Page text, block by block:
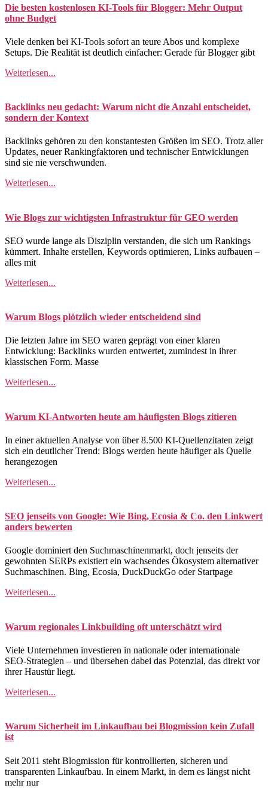
Die besten kostenlosen KI-Tools für Blogger: Mehr Output
ohne Budget
Viele denken bei KI-Tools sofort an teure Abos und komplexe
Setups. Die Realität ist deutlich einfacher: Gerade für Blogger gibt
Weiterlesen...
Backlinks neu gedacht: Warum nicht die Anzahl entscheidet,
sondern der Kontext
Backlinks gehören zu den konstantesten Größen im SEO. Trotz aller
Updates, neuer Rankingfaktoren und technischer Entwicklungen
sind sie nie verschwunden.
Weiterlesen...
Wie Blogs zur wichtigsten Infrastruktur für GEO werden
SEO wurde lange als Disziplin verstanden, die sich um Rankings
kümmert. Inhalte erstellen, Keywords optimieren, Links aufbauen –
alles mit
Weiterlesen...
Warum Blogs plötzlich wieder entscheidend sind
Die letzten Jahre im SEO waren geprägt von einer klaren
Entwicklung: Backlinks wurden entwertet, zumindest in ihrer
klassischen Form. Masse
Weiterlesen...
Warum KI-Antworten heute am häufigsten Blogs zitieren
In einer aktuellen Analyse von über 8.500 KI-Quellenzitaten zeigt
sich ein deutlicher Trend: Blogs werden heute häufiger als Quelle
herangezogen
Weiterlesen...
SEO jenseits von Google: Wie Bing, Ecosia & Co. den Linkwert
anders bewerten
Google dominiert den Suchmaschinenmarkt, doch jenseits der
gewohnten SERPs existiert ein wachsendes Ökosystem alternativer
Suchmaschinen. Bing, Ecosia, DuckDuckGo oder Startpage
Weiterlesen...
Warum regionales Linkbuilding oft unterschätzt wird
Viele Unternehmen investieren in nationale oder internationale
SEO-Strategien – und übersehen dabei das Potenzial, das direkt vor
ihrer Haustür liegt.
Weiterlesen...
Warum Sicherheit im Linkaufbau bei Blogmission kein Zufall
ist
Seit 2011 steht Blogmission für kontrollierten, sicheren und
transparenten Linkaufbau. In einem Markt, in dem es längst nicht
mehr nur